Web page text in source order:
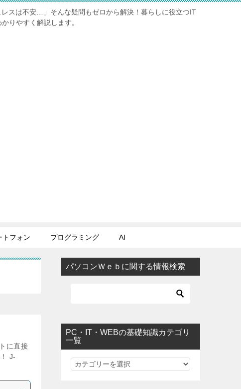
レスは不安…」そんな疑問もゼロから解決！暮らしに役立つIT
りやすく解説します。
トフォン プログラミング AI
に直接
J-
パソコンＷｅｂに関する情報検索
PC・IT・WEBの基礎知識カテゴリ
一覧
PC・IT・WEBの基礎知識カテゴリ一覧